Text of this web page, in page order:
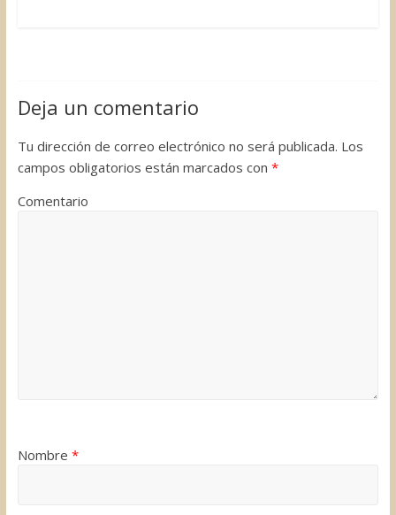
o
r
I
e
t
t
r
Deja un comentario
Tu dirección de correo electrónico no será publicada. Los
campos obligatorios están marcados con *
Comentario
Nombre *